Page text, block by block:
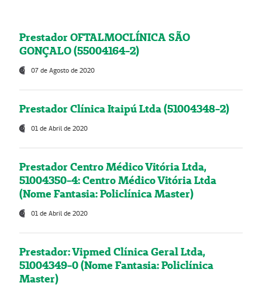
Prestador OFTALMOCLÍNICA SÃO
GONÇALO (55004164-2)
07 de Agosto de 2020
Prestador Clínica Itaipú Ltda (51004348-2)
01 de Abril de 2020
Prestador Centro Médico Vitória Ltda,
51004350-4: Centro Médico Vitória Ltda
(Nome Fantasia: Policlínica Master)
01 de Abril de 2020
Prestador: Vipmed Clínica Geral Ltda,
51004349-0 (Nome Fantasia: Policlínica
Master)